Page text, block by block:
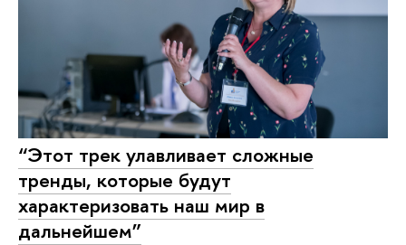
“Этот трек улавливает сложные
тренды, которые будут
характеризовать наш мир в
дальнейшем”